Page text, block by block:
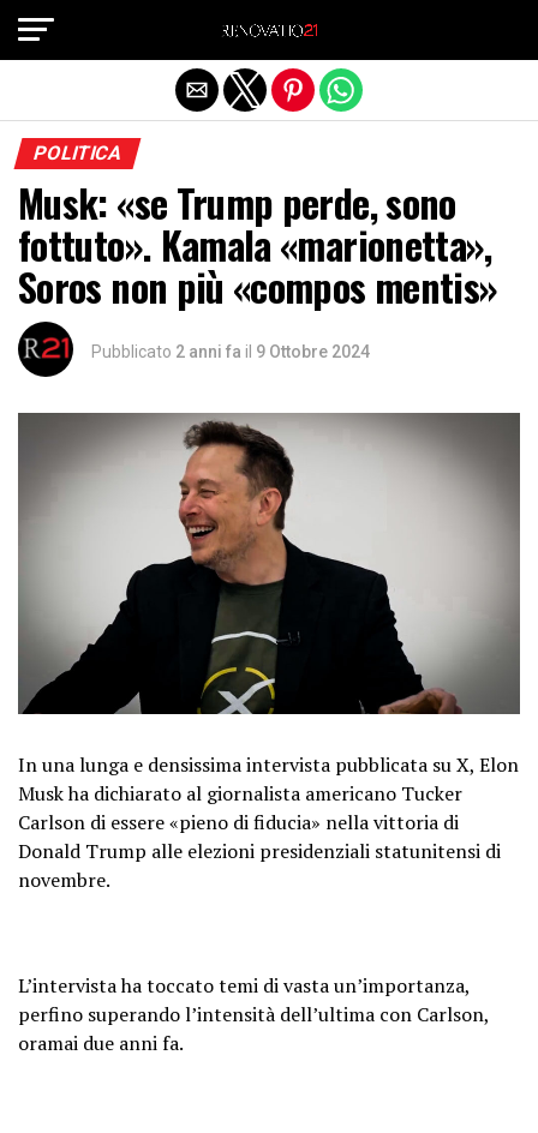
POLITICA
Musk: «se Trump perde, sono
fottuto». Kamala «marionetta»,
Soros non più «compos mentis»
Pubblicato 2 anni fa il 9 Ottobre 2024
In una lunga e densissima intervista pubblicata su X, Elon
Musk ha dichiarato al giornalista americano Tucker
Carlson di essere «pieno di fiducia» nella vittoria di
Donald Trump alle elezioni presidenziali statunitensi di
novembre.
L’intervista ha toccato temi di vasta un’importanza,
perfino superando l’intensità dell’ultima con Carlson,
oramai due anni fa.
Exit mobile version